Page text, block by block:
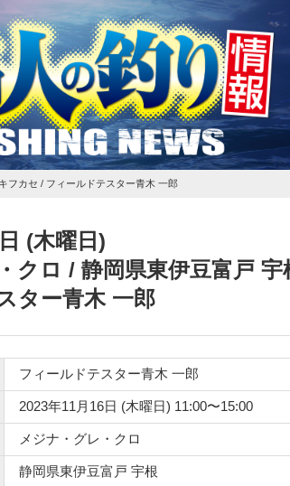
フカセ / フィールドテスター青木 一郎
(木曜日)
クロ / 静岡県東伊豆富戸
ター青木 一郎
フィールドテスター青木 一郎
2023年11月16日 (木曜日) 11:00〜15:00
メジナ・グレ・クロ
静岡県東伊豆富戸 宇根